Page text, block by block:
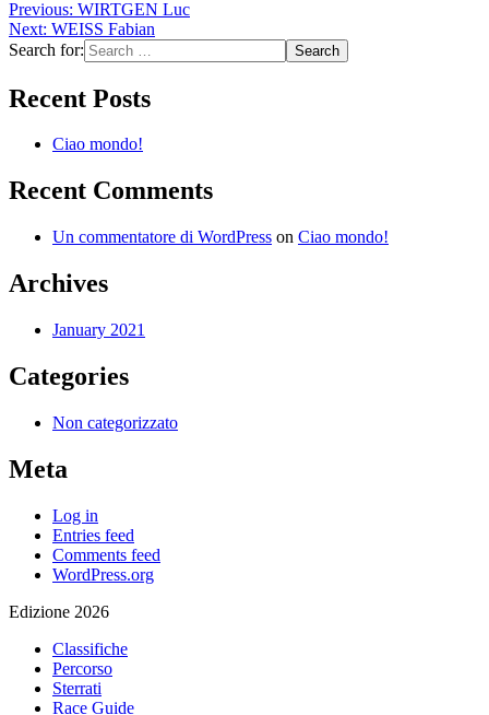
Previous: WIRTGEN Luc
Next: WEISS Fabian
Search for:
Recent Posts
Ciao mondo!
Recent Comments
Un commentatore di WordPress on Ciao mondo!
Archives
January 2021
Categories
Non categorizzato
Meta
Log in
Entries feed
Comments feed
WordPress.org
Edizione 2026
Classifiche
Percorso
Sterrati
Race Guide